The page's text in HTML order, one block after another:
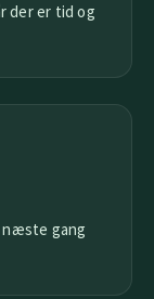
der er tid og
gang